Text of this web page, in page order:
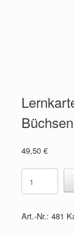
49,50 €
Lernkarten
zum
Art.-Nr.: 481